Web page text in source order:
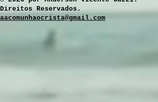
Direitos Reservados.
aacomunhaocrista@gmail.com